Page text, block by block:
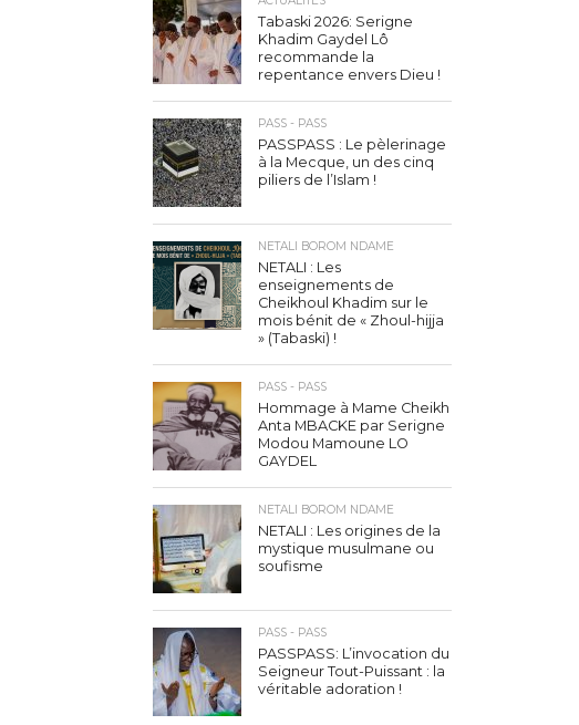
Tabaski 2026: Serigne
Khadim Gaydel Lô
recommande la
repentance envers Dieu !
PASS - PASS
PASSPASS : Le pèlerinage
à la Mecque, un des cinq
piliers de l’Islam !
NETALI BOROM NDAME
NETALI : Les
enseignements de
Cheikhoul Khadim sur le
mois bénit de « Zhoul-hijja
» (Tabaski) !
PASS - PASS
Hommage à Mame Cheikh
Anta MBACKE par Serigne
Modou Mamoune LO
GAYDEL
NETALI BOROM NDAME
NETALI : Les origines de la
mystique musulmane ou
soufisme
PASS - PASS
PASSPASS: L’invocation du
Seigneur Tout-Puissant : la
véritable adoration !